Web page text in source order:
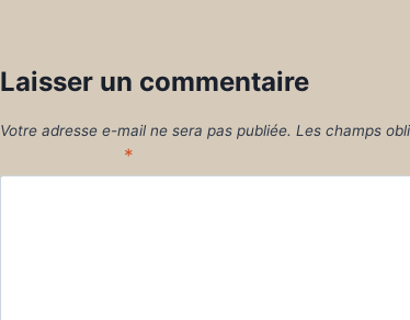
Laisser un commentaire
Votre adresse e-mail ne sera pas publiée. Les champs
*